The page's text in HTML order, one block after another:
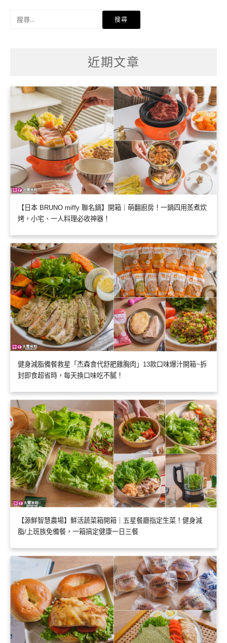
近期文章
【日本 BRUNO miffy 聯名鍋】開箱｜萌翻廚房！一鍋四用蒸煮炊
烤，小宅、一人料理必收神器！
健身減脂備餐救星「杰森食代舒肥雞胸肉」13款口味爆汁開箱~拆
封即食超省時，每天換口味吃不膩！
【源鮮智慧農場】鮮活蔬菜箱開箱｜五星餐廳指定生菜！健身減
脂/上班族免備餐，一箱搞定健康一日三餐